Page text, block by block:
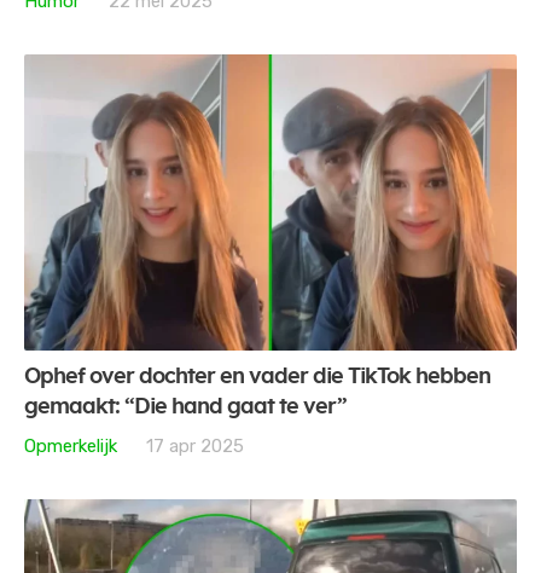
Ophef over dochter en vader die TikTok hebben
gemaakt: “Die hand gaat te ver”
Opmerkelijk
17 apr 2025